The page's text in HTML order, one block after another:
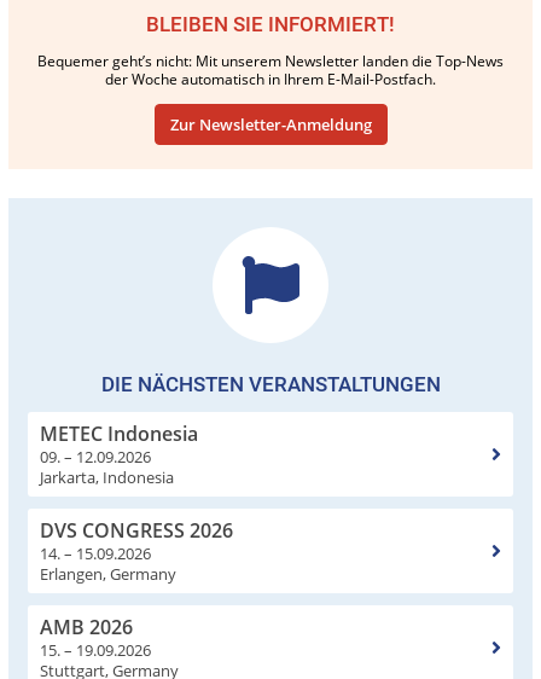
BLEIBEN SIE INFORMIERT!
Bequemer geht’s nicht: Mit unserem Newsletter landen die Top-News
der Woche automatisch in Ihrem E-Mail-Postfach.
Zur Newsletter-Anmeldung
DIE NÄCHSTEN VERANSTALTUNGEN
METEC Indonesia
09. – 12.09.2026
Jarkarta, Indonesia
DVS CONGRESS 2026
14. – 15.09.2026
Erlangen, Germany
AMB 2026
15. – 19.09.2026
Stuttgart, Germany